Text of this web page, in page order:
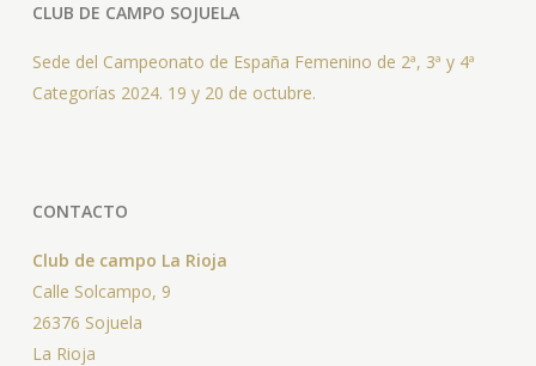
CLUB DE CAMPO SOJUELA
Sede del Campeonato de España Femenino de 2ª, 3ª y 4ª
Categorías 2024. 19 y 20 de octubre.
CONTACTO
Club de campo La Rioja
Calle Solcampo, 9
26376 Sojuela
La Rioja